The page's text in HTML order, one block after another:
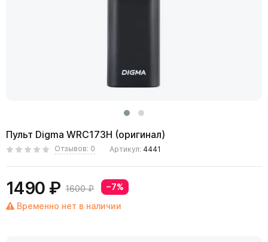
Пульт Digma WRC173H (оригинал)
Отзывов: 0 Артикул: 4441
1490 ₽ 1600 ₽
−7%
Временно нет в наличии